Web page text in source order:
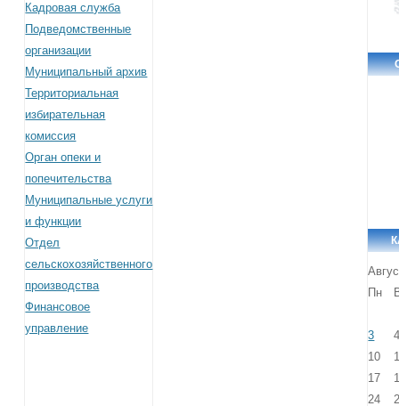
Кадровая служба
Подведомственные
организации
Муниципальный архив
Территориальная
избирательная
комиссия
Орган опеки и
попечительства
Муниципальные услуги
и функции
Отдел
сельскохозяйственного
производства
Финансовое
управление
Пн
3
10
17
24